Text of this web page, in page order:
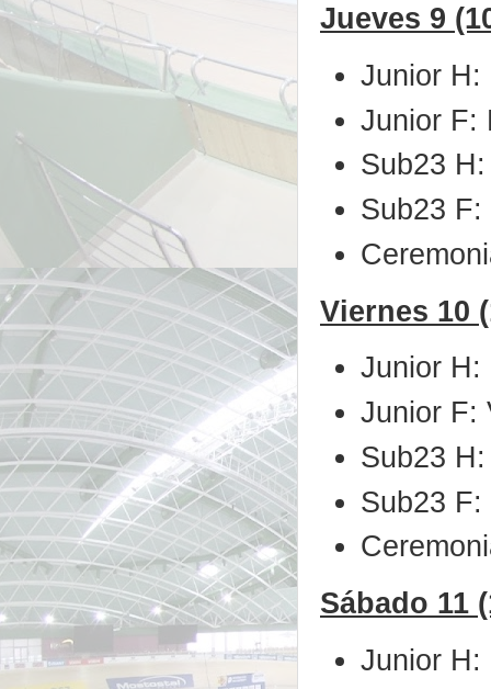
Jueves 9
Junior H:
Junior F:
Sub23
Sub23
Viernes 10
Junior H:
Junior F:
Sub23
Sub23
Sábado 11
Junior H: